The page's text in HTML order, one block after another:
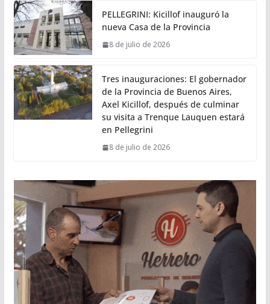
PELLEGRINI: Kicillof inauguró la
nueva Casa de la Provincia
8 de julio de 2026
Tres inauguraciones: El gobernador
de la Provincia de Buenos Aires,
Axel Kicillof, después de culminar
su visita a Trenque Lauquen estará
en Pellegrini
8 de julio de 2026